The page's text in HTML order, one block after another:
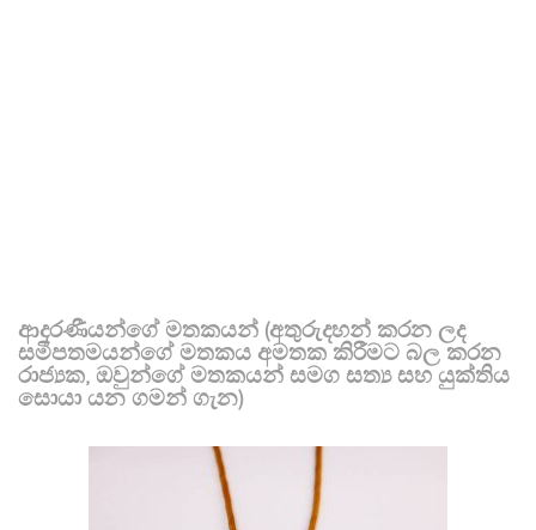
ආදරණීයන්ගේ මතකයන් (අතුරුදහන් කරන ලද
සමීපතමයන්ගේ මතකය අමතක කිරීමට බල කරන
රාජ්‍යක, ඔවුන්ගේ මතකයන් සමග සත්‍ය සහ යුක්තිය
සොයා යන ගමන් ගැන)